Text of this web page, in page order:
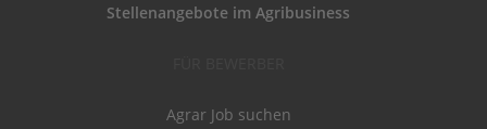
Stellenangebote im Agribusiness
Agrar Job suchen